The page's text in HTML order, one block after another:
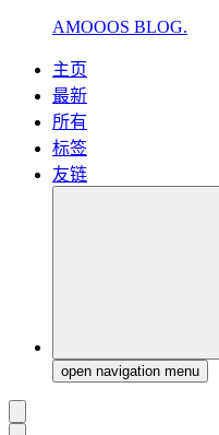
AMOOOS BLOG.
主页
最新
所有
标签
友链
open navigation menu